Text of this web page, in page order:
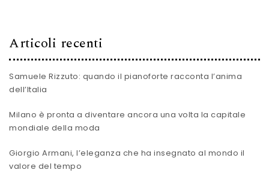
Articoli recenti
Samuele Rizzuto: quando il pianoforte racconta l’anima
dell’Italia
Milano è pronta a diventare ancora una volta la capitale
mondiale della moda
Giorgio Armani, l’eleganza che ha insegnato al mondo il
valore del tempo